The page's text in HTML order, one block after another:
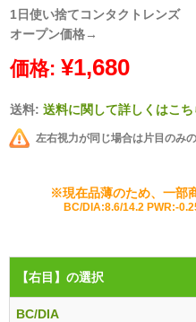
1日使い捨てコンタクトレンズ
オープン価格→
価格:¥1,680
送料:送料に関して詳しくはこち
左右視力が同じ場合は片目のみ
※現在品薄のため、一部
BC/DIA:8.6/14.2 PWR:-
【右目】 の選択
BC/DIA